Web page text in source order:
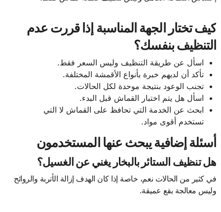
كيف تختار الجهة المناسبة إذا قررت عدم
التنظيف بنفسك؟
اسأل عن طريقة التنظيف وليس السعر فقط.
تأكد أن لديهم خبرة بأنواع الأقمشة المختلفة.
تجنب الوعود بنتيجة موحدة لكل الحالات.
اسأل هل يتم اختبار القماش قبل البدء.
ابحث عن الخدمة التي تحافظ على القماش لا التي
تستخدم أقوى مواد.
أسئلة إضافية يبحث عنها المستخدمون
هل تنظيف الستائر بالبخار يغني عن الغسيل؟
في كثير من الحالات نعم، خاصة إذا كان الهدف إزالة الأتربة والروائح
وليس معالجة بقع عميقة.